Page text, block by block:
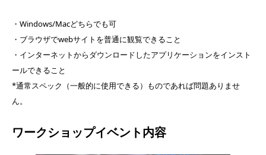
・Windows/Macどちらでも可
・ブラウザでwebサイトを普通に観覧できること
・インターネットからダウンロードしたアプリケーションをインスト
ールできること
*通常スペック（一般的に使用できる）ものであれば問題ありませ
ん。
ワークショップイベント内容